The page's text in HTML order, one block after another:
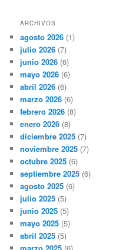
ARCHIVOS
agosto 2026 (1)
julio 2026 (7)
junio 2026 (6)
mayo 2026 (6)
abril 2026 (6)
marzo 2026 (6)
febrero 2026 (8)
enero 2026 (8)
diciembre 2025 (7)
noviembre 2025 (7)
octubre 2025 (6)
septiembre 2025 (6)
agosto 2025 (6)
julio 2025 (5)
junio 2025 (5)
mayo 2025 (5)
abril 2025 (5)
marzo 2025 (6)